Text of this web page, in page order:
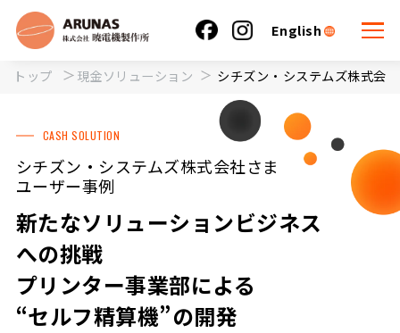
English
トップ 現金ソリューション シチズン・システムズ株式会
CASH SOLUTION
シチズン・システムズ株式会社さま
ユーザー事例
新たなソリューションビジネス
への挑戦
プリンター事業部による
“セルフ精算機”の開発